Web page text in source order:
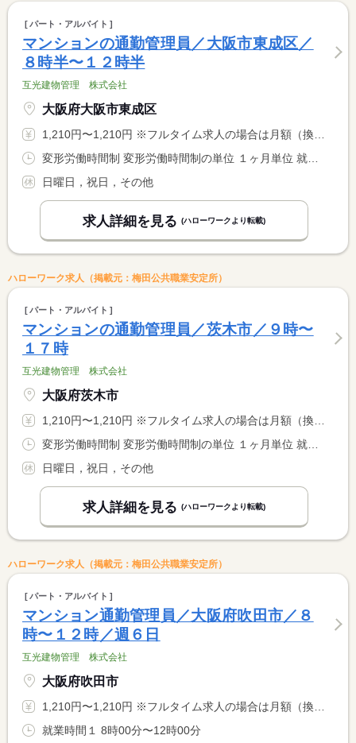
パート・アルバイト
マンションの通勤管理員／大阪市東成区／
８時半〜１２時半
互光建物管理 株式会社
大阪府大阪市東成区
1,210円〜1,210円 ※フルタイム求人の場合は月額（換算額）、パート求人の場合は時間額を表示しています。
日曜日，祝日，その他
求人詳細を見る (ハローワークより転載)
ハローワーク求人（掲載元：梅田公共職業安定所）
パート・アルバイト
マンションの通勤管理員／茨木市／９時〜
１７時
互光建物管理 株式会社
大阪府茨木市
1,210円〜1,210円 ※フルタイム求人の場合は月額（換算額）、パート求人の場合は時間額を表示しています。
日曜日，祝日，その他
求人詳細を見る (ハローワークより転載)
ハローワーク求人（掲載元：梅田公共職業安定所）
パート・アルバイト
マンション通勤管理員／大阪府吹田市／８
時〜１２時／週６日
互光建物管理 株式会社
大阪府吹田市
1,210円〜1,210円 ※フルタイム求人の場合は月額（換算額）、パート求人の場合は時間額を表示しています。
就業時間１ 8時00分〜12時00分